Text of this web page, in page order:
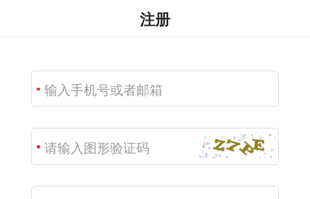
注册